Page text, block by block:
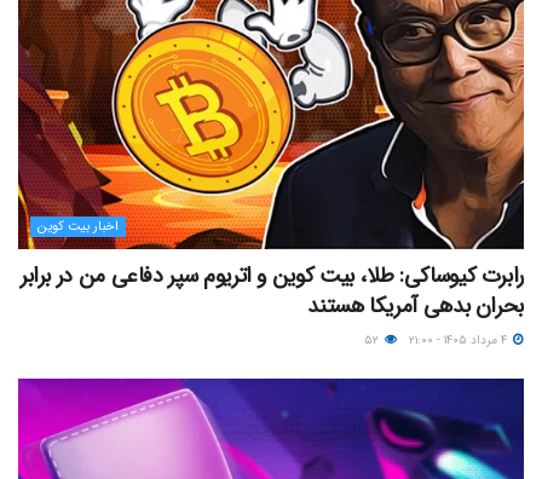
اخبار بیت کوین
رابرت کیوساکی: طلا، بیت کوین و اتریوم سپر دفاعی من در برابر
بحران بدهی آمریکا هستند